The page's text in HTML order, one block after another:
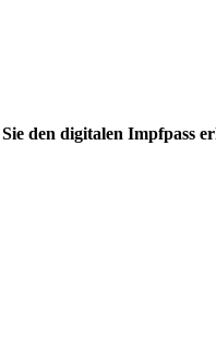
den digitalen Impfpass